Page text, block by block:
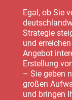
Egal, ob Sie
Strategie
und
Angebot
Erstellung
– Sie geben
großen
und bringen